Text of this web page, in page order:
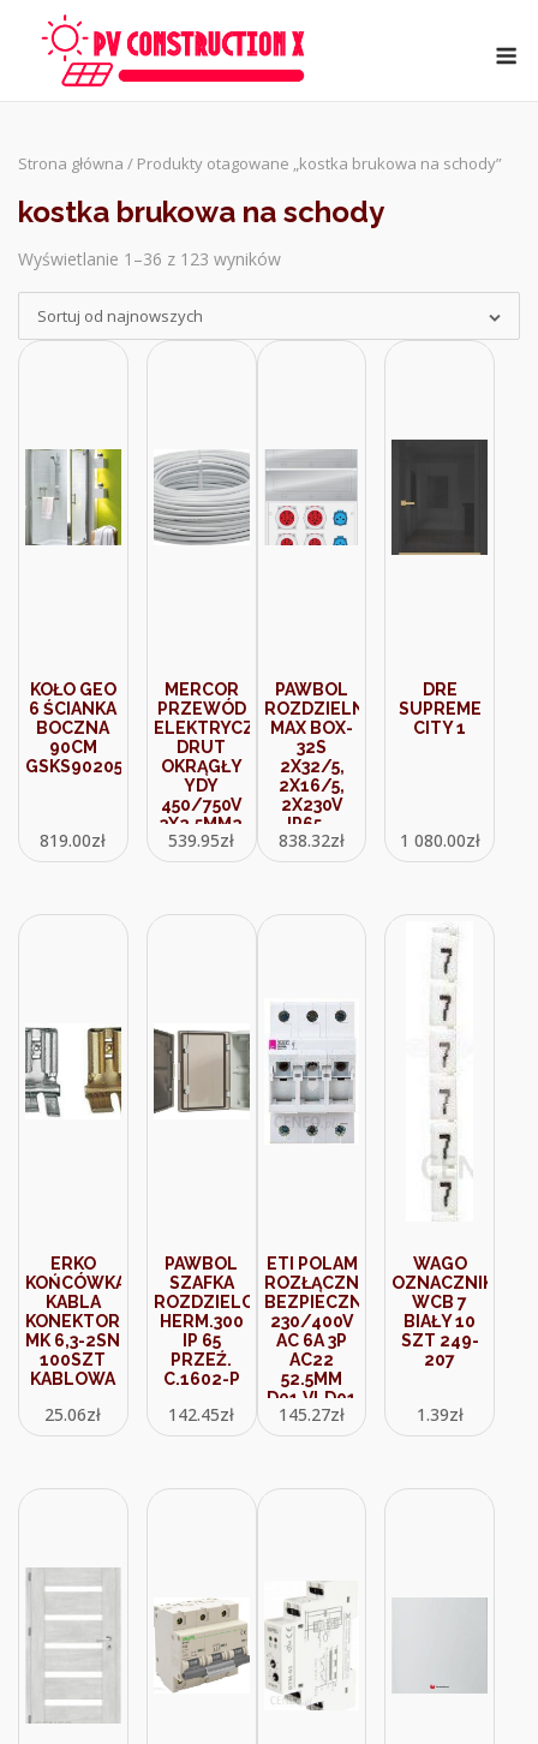
Strona główna / Produkty otagowane „kostka brukowa na schody”
kostka brukowa na schody
Wyświetlanie 1–36 z 123 wyników
latest
Sortuj od najnowszych
KOŁO GEO
6 ŚCIANKA
BOCZNA
90CM
GSKS90205003
819.00zł
MERCOR
PRZEWÓD
ELEKTRYCZNY
DRUT
OKRĄGŁY
YDY
450/750V
3X2,5MM2
100M
(YDY450750V3X25MM2100M)
539.95zł
PAWBOL
ROZDZIELNICA
MAX BOX-
32S
2X32/5,
2X16/5,
2X230V
IP65 –
B.MAX-
32S-3
838.32zł
DRE
SUPREME
CITY 1
1 080.00zł
ERKO
KOŃCÓWKA
KABLA
KONEKTOROWA
MK 6,3-2SN
100SZT
KABLOWA
25.06zł
PAWBOL
SZAFKA
ROZDZIELCZA
HERM.300
IP 65
PRZEŹ.
C.1602-P
142.45zł
ETI POLAM
ROZŁĄCZNIK
BEZPIECZNIKOWY
230/400V
AC 6A 3P
AC22
52.5MM
D01 VLD01
002261011
145.27zł
WAGO
OZNACZNIK
WCB 7
BIAŁY 10
SZT 249-
207
1.39zł